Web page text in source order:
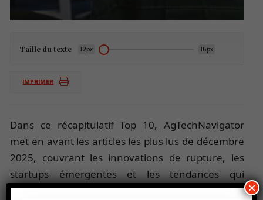
Taille du texte 12px 15px
IMPRIMER
Dans ce récapitulatif Top 10, AgTechNavigator
met en avant les articles les plus lus de décembre
2025, couvrant les innovations de rupture, les
startups émergentes et les tendances qui
façonnent l’avenir de l’agriculture.
×